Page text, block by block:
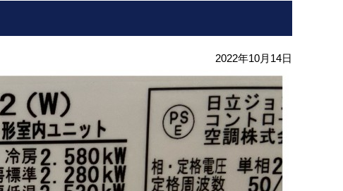
2022年10月14日